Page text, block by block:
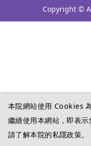
Copyright ©
本院網站使用 Cookies
繼續使用本網站，即表
請了解本院的私隱政策。